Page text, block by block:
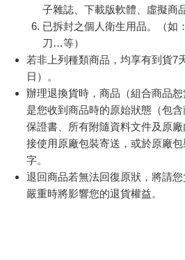
子雜誌、下載版軟體、虛擬商
已拆封之個人衛生用品。（如
刀…等）
若非上列種類商品，均享有到貨7
日）。
辦理退換貨時，商品（組合商品
是您收到商品時的原始狀態（包含
保證書、所有附隨資料文件及原
接使用原廠包裝寄送，或於原廠
字。
退回商品若無法回復原狀，將請
嚴重時將影響您的退貨權益。